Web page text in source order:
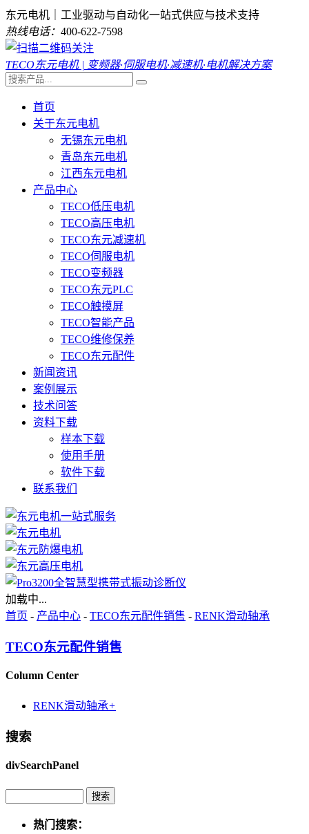
东元电机｜工业驱动与自动化一站式供应与技术支持
热线电话： 400-622-7598
TECO东元电机 | 变频器·伺服电机·减速机·电机解决方案
首页
关于东元电机
无锡东元电机
青岛东元电机
江西东元电机
产品中心
TECO低压电机
TECO高压电机
TECO东元减速机
TECO伺服电机
TECO变频器
TECO东元PLC
TECO触摸屏
TECO智能产品
TECO维修保养
TECO东元配件
新闻资讯
案例展示
技术问答
资料下载
样本下载
使用手册
软件下载
联系我们
加载中...
首页 - 产品中心 - TECO东元配件销售 - RENK滑动轴承
TECO东元配件销售
Column Center
RENK滑动轴承+
搜索
divSearchPanel
热门搜索：